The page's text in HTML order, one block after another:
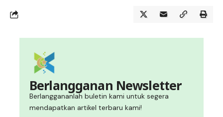
Berlangganan Newsletter
Berlanggananlah buletin kami untuk segera
mendapatkan artikel terbaru kami!